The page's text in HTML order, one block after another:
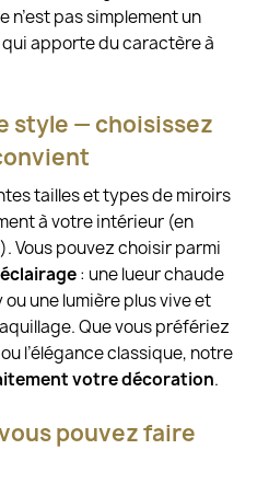
n’est pas simplement un
qui apporte du caractère à
style — choisissez
tailles et types de miroirs
à votre intérieur (en
Vous pouvez choisir parmi
: une lueur chaude
une lumière plus vive et
Que vous préfériez
l’élégance classique, notre
votre décoration.
pouvez faire